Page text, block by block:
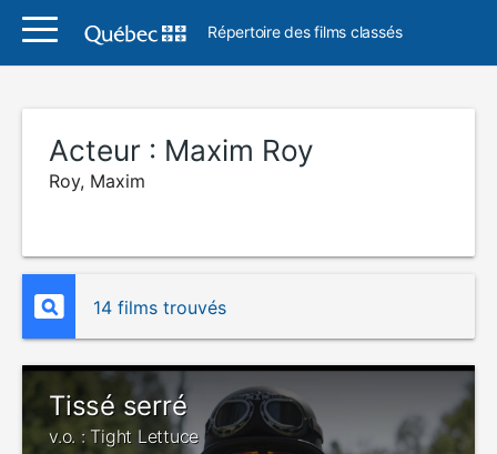
Répertoire des films classés
Acteur : Maxim Roy
Roy, Maxim
14 films trouvés
Tissé serré
v.o. : Tight Lettuce